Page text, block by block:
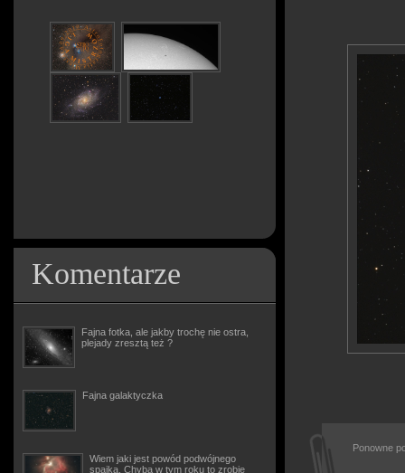
Komentarze
Fajna fotka, ale jakby trochę nie ostra,
plejady zresztą też ?
Fajna galaktyczka
Wiem jaki jest powód podwójnego
spajka. Chyba w tym roku to zrobię
Ponowne